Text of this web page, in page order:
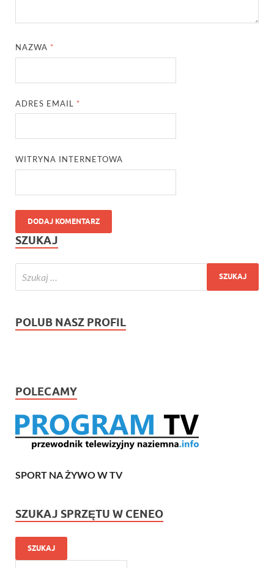
NAZWA *
ADRES EMAIL *
WITRYNA INTERNETOWA
SZUKAJ
POLUB NASZ PROFIL
POLECAMY
SPORT NA ŻYWO W TV
SZUKAJ SPRZĘTU W CENEO
SZUKAJ